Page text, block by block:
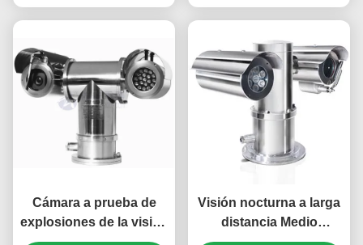
Cámara a prueba de
explosiones de la visión
nocturna de larga
Visión nocturna a larga
distancia Medio
ambiente severo